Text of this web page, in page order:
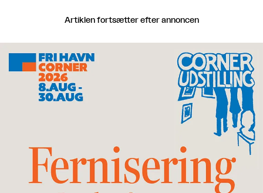
Artiklen fortsætter efter annoncen